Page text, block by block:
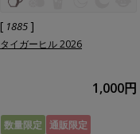
[ 1885 ]
タイガーヒル 2026
1,000円
数量限定 通販限定